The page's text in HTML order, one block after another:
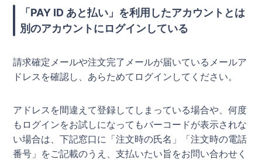
「PAY ID あと払い」を利用したアカウントとは
別のアカウントにログインしている
請求確定メールや注文完了メールが届いているメールア
ドレスを確認し、あらためてログインしてください。
アドレスを間違えて登録してしまっている場合や、何度
もログインをお試しになってもバーコードが表示されな
い場合は、下記窓口に「注文時の氏名」「注文時の電話
番号」をご記載のうえ、支払いたい旨をお問い合わせく